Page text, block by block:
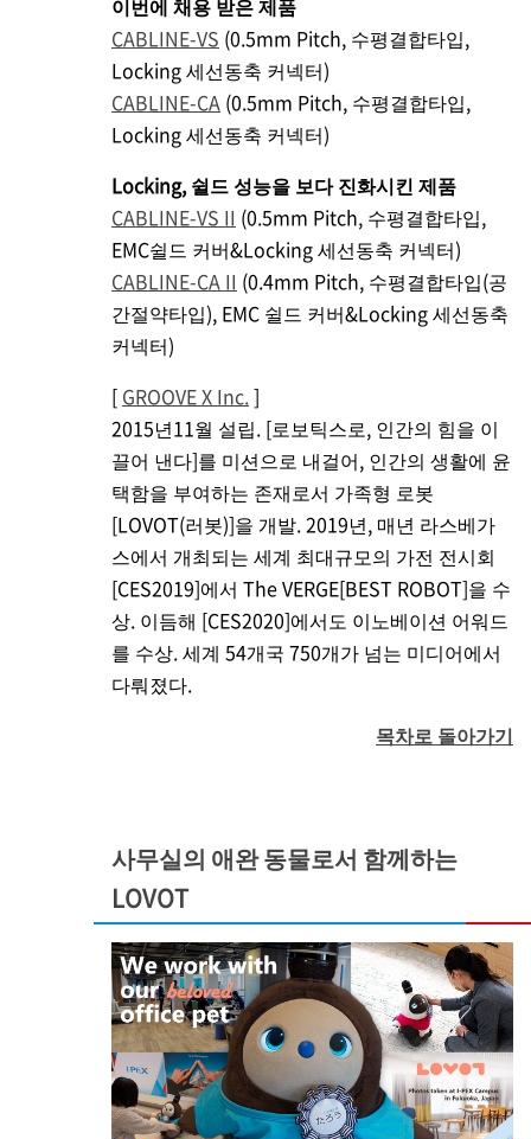
이번에 채용 받은 제품
CABLINE-VS (0.5mm Pitch, 수평결합타입,
Locking 세선동축 커넥터)
CABLINE-CA (0.5mm Pitch, 수평결합타입,
Locking 세선동축 커넥터)
Locking, 쉴드 성능을 보다 진화시킨 제품
CABLINE-VS II (0.5mm Pitch, 수평결합타입,
EMC쉴드 커버&Locking 세선동축 커넥터)
CABLINE-CA II (0.4mm Pitch, 수평결합타입(공
간절약타입), EMC 쉴드 커버&Locking 세선동축
커넥터)
[ GROOVE X Inc.]
2015년11월 설립. [로보틱스로, 인간의 힘을 이
끌어 낸다]를 미션으로 내걸어, 인간의 생활에 윤
택함을 부여하는 존재로서 가족형 로봇
[LOVOT(러봇)]을 개발. 2019년, 매년 라스베가
스에서 개최되는 세계 최대규모의 가전 전시회
[CES2019]에서 The VERGE[BEST ROBOT]을 수
상. 이듬해 [CES2020]에서도 이노베이션 어워드
를 수상. 세계 54개국 750개가 넘는 미디어에서
다뤄졌다.
목차로 돌아가기
사무실의 애완 동물로서 함께하는
LOVOT